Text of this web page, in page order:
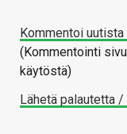
Kommentoi
(Kommentointi
käytöstä)
Lähetä palautetta